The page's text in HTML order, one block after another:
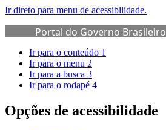
Ir direto para menu de acessibilidade.
Portal do Governo Brasileiro
Ir para o conteúdo 1
Ir para o menu 2
Ir para a busca 3
Ir para o rodapé 4
Opções de acessibilidade